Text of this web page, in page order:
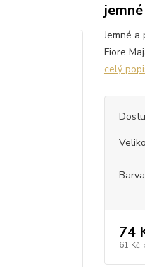
Jemné
Fiore
celý
74
61 Kč